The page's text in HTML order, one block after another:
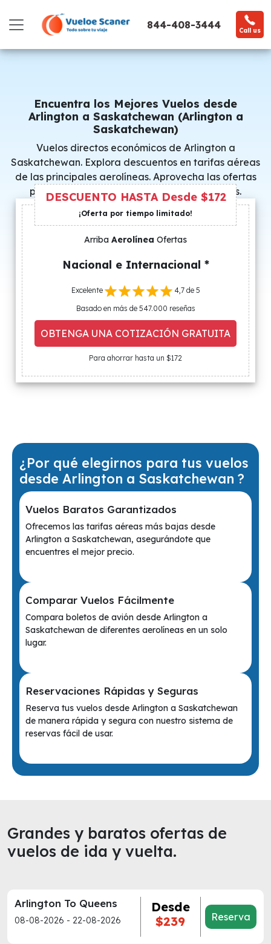
844-408-3444 Call us
Encuentra los Mejores Vuelos desde
Arlington a Saskatchewan (Arlington a
Saskatchewan)
Vuelos directos económicos de Arlington a
Saskatchewan. Explora descuentos en tarifas aéreas
de las principales aerolíneas. Aprovecha las ofertas
promocionales y consigue precios especiales.
DESCUENTO HASTA Desde $172
¡Oferta por tiempo limitado!
Arriba Aerolínea Ofertas
Nacional e Internacional *
Excelente
4,7 de 5
Basado en más de 547.000 reseñas
OBTENGA UNA COTIZACIÓN GRATUITA
Para ahorrar hasta un $172
¿Por qué elegirnos para tus vuelos
desde Arlington a Saskatchewan ?
Vuelos Baratos Garantizados
Ofrecemos las tarifas aéreas más bajas desde
Arlington a Saskatchewan, asegurándote que
encuentres el mejor precio.
Comparar Vuelos Fácilmente
Compara boletos de avión desde Arlington a
Saskatchewan de diferentes aerolíneas en un solo
lugar.
Reservaciones Rápidas y Seguras
Reserva tus vuelos desde Arlington a Saskatchewan
de manera rápida y segura con nuestro sistema de
reservas fácil de usar.
Grandes y baratos ofertas de
vuelos de ida y vuelta.
Arlington To Queens
08-08-2026 - 22-08-2026
Desde
$239
Reserva